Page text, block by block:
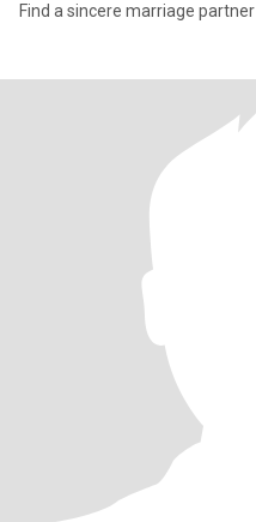
Find a sincere marriage partner